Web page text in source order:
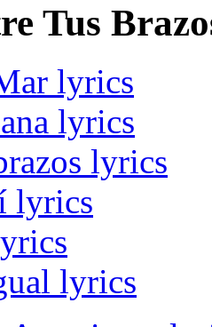
Tus
lyrics
lyrics
lyrics
lyrics
lyrics